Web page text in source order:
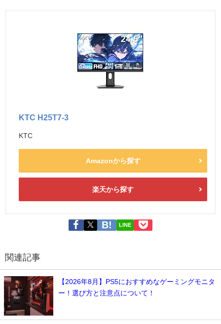
KTC H25T7-3
KTC
Amazonから探す
楽天から探す
LINE
関連記事
【2026年8月】PS5におすすめなゲーミングモニタ
ー！選び方と注意点について！